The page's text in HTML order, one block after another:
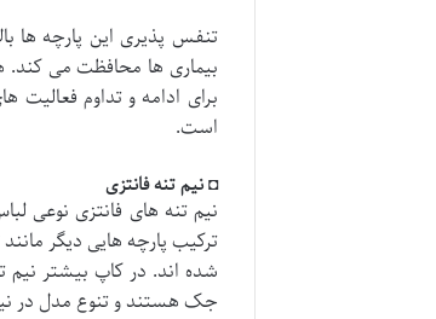
تنفس پذیری این پارچه ها
بیماری ها محافظت می کند.
برای ادامه و تداوم
است.
◘ نیم تنه فانتزی
نیم تنه های فانتزی نوعی
ترکیب پارچه هایی دیگر
شده اند. در کاپ بیشتر نیم
جک هستند و تنوع مدل در